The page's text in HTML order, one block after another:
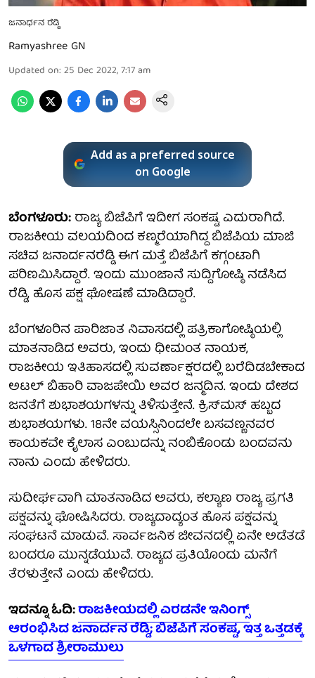
ಜನಾರ್ಧನ ರೆಡ್ಡಿ
Ramyashree GN
Updated on: 25 Dec 2022, 7:17 am
Add as a preferred source
on Google
ಬೆಂಗಳೂರು:ರಾಜ್ಯ ಬಿಜೆಪಿಗೆ ಇದೀಗ ಸಂಕಷ್ಟ ಎದುರಾಗಿದೆ.
ರಾಜಕೀಯ ವಲಯದಿಂದ ಕಣ್ಮರೆಯಾಗಿದ್ದ ಬಿಜೆಪಿಯ ಮಾಜಿ
ಸಚಿವ ಜನಾರ್ದನರೆಡ್ಡಿ ಈಗ ಮತ್ತೆ ಬಿಜೆಪಿಗೆ ಕಗ್ಗಂಟಾಗಿ
ಪರಿಣಮಿಸಿದ್ದಾರೆ. ಇಂದು ಮುಂಜಾನೆ ಸುದ್ದಿಗೋಷ್ಠಿ ನಡೆಸಿದ
ರೆಡ್ಡಿ, ಹೊಸ ಪಕ್ಷ ಘೋಷಣೆ ಮಾಡಿದ್ದಾರೆ.
ಬೆಂಗಳೂರಿನ ಪಾರಿಜಾತ ನಿವಾಸದಲ್ಲಿ ಪತ್ರಿಕಾಗೋಷ್ಠಿಯಲ್ಲಿ
ಮಾತನಾಡಿದ ಅವರು, ಇಂದು ಧೀಮಂತ ನಾಯಕ,
ರಾಜಕೀಯ ಇತಿಹಾಸದಲ್ಲಿ ಸುವರ್ಣಾಕ್ಷರದಲ್ಲಿ ಬರೆದಿಡಬೇಕಾದ
ಅಟಲ್ ಬಿಹಾರಿ ವಾಜಪೇಯಿ ಅವರ ಜನ್ಮದಿನ. ಇಂದು ದೇಶದ
ಜನತೆಗೆ ಶುಭಾಶಯಗಳನ್ನು ತಿಳಿಸುತ್ತೇನೆ. ಕ್ರಿಸ್‌ಮಸ್ ಹಬ್ಬದ
ಶುಭಾಶಯಗಳು. 18ನೇ ವಯಸ್ಸಿನಿಂದಲೇ ಬಸವಣ್ಣನವರ
ಕಾಯಕವೇ ಕೈಲಾಸ ಎಂಬುದನ್ನು ನಂಬಿಕೊಂಡು ಬಂದವನು
ನಾನು ಎಂದು ಹೇಳಿದರು.
ಸುದೀರ್ಘವಾಗಿ ಮಾತನಾಡಿದ ಅವರು, ಕಲ್ಯಾಣ ರಾಜ್ಯ ಪ್ರಗತಿ
ಪಕ್ಷವನ್ನು ಘೋಷಿಸಿದರು. ರಾಜ್ಯದಾದ್ಯಂತ ಹೊಸ ಪಕ್ಷವನ್ನು
ಸಂಘಟನೆ ಮಾಡುವೆ. ಸಾರ್ವಜನಿಕ ಜೀವನದಲ್ಲಿ ಏನೇ ಅಡೆತಡೆ
ಬಂದರೂ ಮುನ್ನಡೆಯುವೆ. ರಾಜ್ಯದ ಪ್ರತಿಯೊಂದು ಮನೆಗೆ
ತೆರಳುತ್ತೇನೆ ಎಂದು ಹೇಳಿದರು.
ಇದನ್ನೂ ಓದಿ:ರಾಜಕೀಯದಲ್ಲಿ ಎರಡನೇ ಇನಿಂಗ್ಸ್
ಆರಂಭಿಸಿದ ಜನಾರ್ದನ ರೆಡ್ಡಿ; ಬಿಜೆಪಿಗೆ ಸಂಕಷ್ಟ, ಇತ್ತ ಒತ್ತಡಕ್ಕೆ
ಒಳಗಾದ ಶ್ರೀರಾಮುಲು